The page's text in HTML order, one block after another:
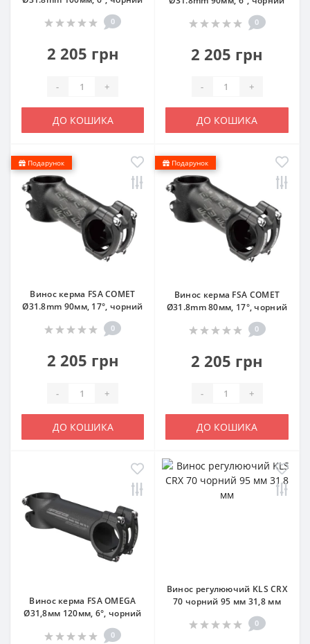
0
2 205 грн
- +
ДО КОШИКА
0
2 205 грн
- +
ДО КОШИКА
Подарунок
Винос керма FSA COMET
Ø31.8mm 90мм, 17°, чорний
0
2 205 грн
- +
ДО КОШИКА
Подарунок
Винос керма FSA COMET
Ø31.8mm 80мм, 17°, чорний
0
2 205 грн
- +
ДО КОШИКА
Винос керма FSA OMEGA
Ø31,8мм 120мм, 6°, чорний
0
Винос регулюючий KLS CRX
70 чорний 95 мм 31,8 мм
0